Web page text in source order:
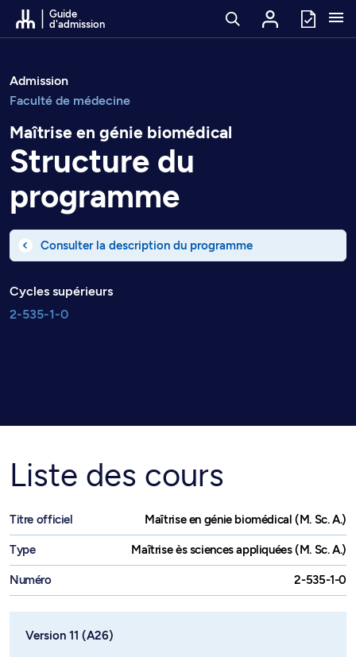
Passer au contenu
Guide
d'admission
Admission
Faculté de médecine
Maîtrise en génie biomédical
Structure du
programme
Consulter la description du programme
Cycles supérieurs
2-535-1-0
Liste des cours
Titre officiel Maîtrise en génie biomédical (M. Sc. A.)
Type Maîtrise ès sciences appliquées (M. Sc. A.)
Numéro 2-535-1-0
Version 11 (A26)